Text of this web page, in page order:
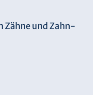
Zähne und Zahn­